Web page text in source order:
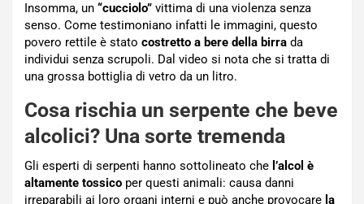
Insomma, un “cucciolo” vittima di una violenza senza
senso. Come testimoniano infatti le immagini, questo
povero rettile è stato costretto a bere della birra da
individui senza scrupoli. Dal video si nota che si tratta di
una grossa bottiglia di vetro da un litro.
Cosa rischia un serpente che beve
alcolici? Una sorte tremenda
Gli esperti di serpenti hanno sottolineato che l’alcol è
altamente tossico per questi animali: causa danni
irreparabili ai loro organi interni e può anche provocare la